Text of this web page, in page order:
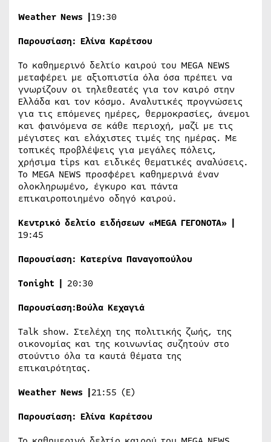
Weather News |19:30
Παρουσίαση: Ελίνα Καρέτσου
Το καθημερινό δελτίο καιρού του MEGA NEWS
μεταφέρει με αξιοπιστία όλα όσα πρέπει να
γνωρίζουν οι τηλεθεατές για τον καιρό στην
Ελλάδα και τον κόσμο. Αναλυτικές προγνώσεις
για τις επόμενες ημέρες, θερμοκρασίες, άνεμοι
και φαινόμενα σε κάθε περιοχή, μαζί με τις
μέγιστες και ελάχιστες τιμές της ημέρας. Με
τοπικές προβλέψεις για μεγάλες πόλεις,
χρήσιμα tips και ειδικές θεματικές αναλύσεις.
Το MEGA NEWS προσφέρει καθημερινά έναν
ολοκληρωμένο, έγκυρο και πάντα
επικαιροποιημένο οδηγό καιρού.
Κεντρικό δελτίο ειδήσεων «MEGA ΓΕΓΟΝΟΤΑ» |
19:45
Παρουσίαση: Κατερίνα Παναγοπούλου
Tonight | 20:30
Παρουσίαση:Βούλα Κεχαγιά
Τalk show. Στελέχη της πολιτικής ζωής, της
οικονομίας και της κοινωνίας συζητούν στο
στούντιο όλα τα καυτά θέματα της
επικαιρότητας.
Weather News |21:55 (Ε)
Παρουσίαση: Ελίνα Καρέτσου